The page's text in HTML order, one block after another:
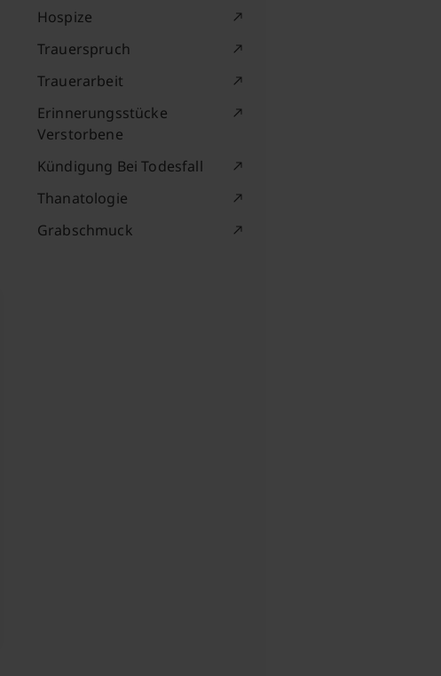
Hospize
Trauerspruch
Trauerarbeit
Erinnerungsstücke
Verstorbene
Kündigung Bei Todesfall
Thanatologie
Grabschmuck